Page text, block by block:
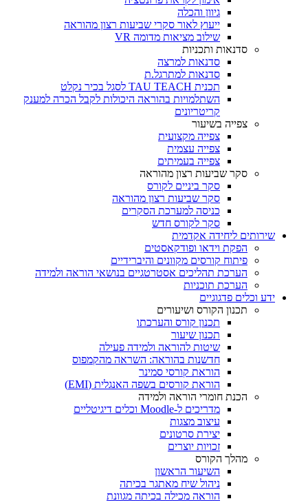
גיוון והכלה
ייעוץ לאור סקרי שביעות רצון מהוראה
שילוב מציאות מדומה VR
סדנאות ותכניות
סדנאות למרצה
סדנאות למתרגל.ת
תכנית TAU TEACH לסגל בכיר נקלט
השתלמויות בהוראה היכולות לקבל הכרה למענק
קריטריונים
צפייה בשיעור
צפייה מקצועית
צפייה עצמית
צפייה בעמיתים
סקר שביעות רצון מהוראה
סקר ביניים לקורס
סקר שביעות רצון מהוראה
כניסה למערכת הסקרים
סקר לקורס חדש
שירותים ליחידה אקדמית
הפקת וידאו ופודקאסטים
פיתוח קורסים מקוונים והיברידיים
הערכת תהליכים אסטרטגיים בנושאי הוראה ולמידה
הערכת תוכניות
ידע וכלים פדגוגיים
תכנון הקורס ושיעורים
תכנון קורס והערכתו
תכנון שיעור
שיטות להוראה ולמידה פעילה
חדשנות בהוראה: השראה מהקמפוס
הוראת קורסי סמינר
הוראת קורסים בשפה האנגלית (EMI)
הכנת חומרי הוראה ולמידה
מדריכים ל-Moodle וכלים דיגיטליים
עיצוב מצגות
יצירת סרטונים
זכויות יוצרים
מהלך הקורס
השיעור הראשון
ניהול שיח מאתגר בכיתה
הוראה מכילה בכיתה מגוונת